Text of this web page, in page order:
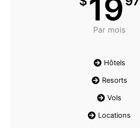
19
Par mois
Hôtels
Resorts
Vols
Locations